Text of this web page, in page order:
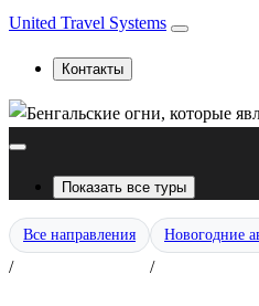
United Travel Systems
Контакты
Показать все туры
Все направления
/
Новогодние
/